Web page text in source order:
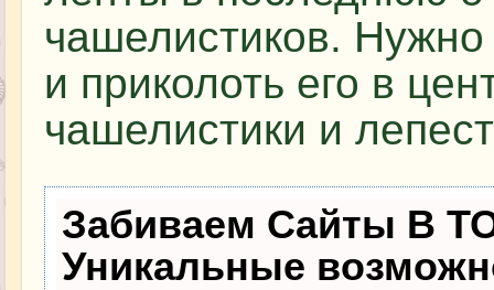
чашелистиков.
и приколоть его в
чашелистики и
Забиваем Сайты В
Уникальные